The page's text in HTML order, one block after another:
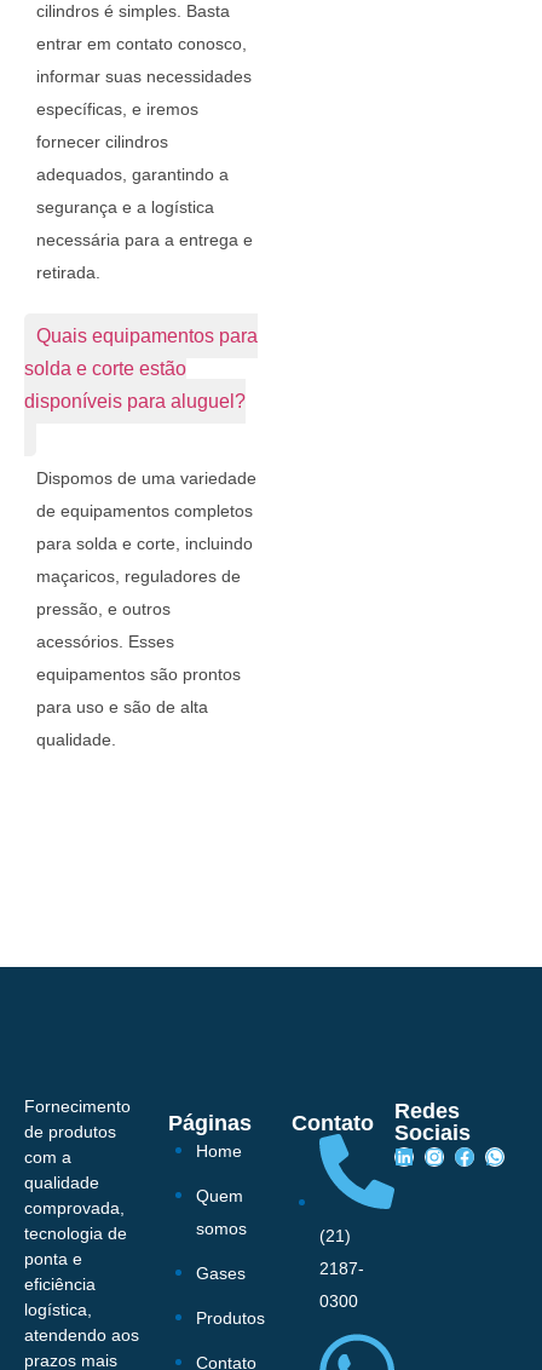
cilindros é simples. Basta
entrar em contato conosco,
informar suas necessidades
específicas, e iremos
fornecer cilindros
adequados, garantindo a
segurança e a logística
necessária para a entrega e
retirada.
Quais equipamentos para
solda e corte estão
disponíveis para aluguel?
Dispomos de uma variedade
de equipamentos completos
para solda e corte, incluindo
maçaricos, reguladores de
pressão, e outros
acessórios. Esses
equipamentos são prontos
para uso e são de alta
qualidade.
Fornecimento
de produtos
com a
qualidade
comprovada,
tecnologia de
ponta e
eficiência
logística,
atendendo aos
prazos mais
Páginas
Home
Quem
somos
Gases
Produtos
Contato
Contato
(21)
2187-
0300
Redes
Sociais